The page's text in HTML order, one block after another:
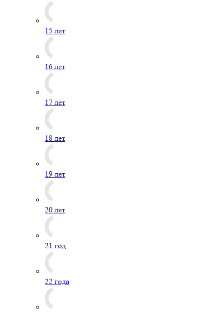
15 лет
16 лет
17 лет
18 лет
19 лет
20 лет
21 год
22 года